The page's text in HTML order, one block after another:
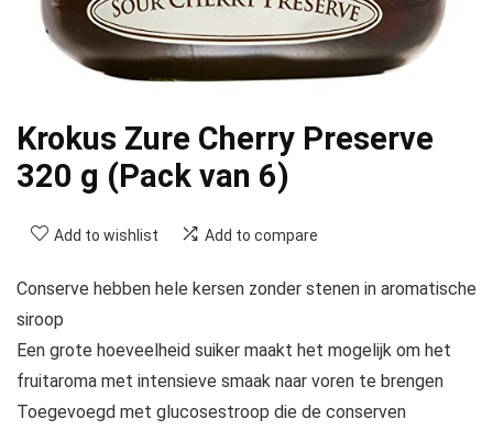
Krokus Zure Cherry Preserve
320 g (Pack van 6)
Add to wishlist Add to compare
Conserve hebben hele kersen zonder stenen in aromatische
siroop
Een grote hoeveelheid suiker maakt het mogelijk om het
fruitaroma met intensieve smaak naar voren te brengen
Toegevoegd met glucosestroop die de conserven